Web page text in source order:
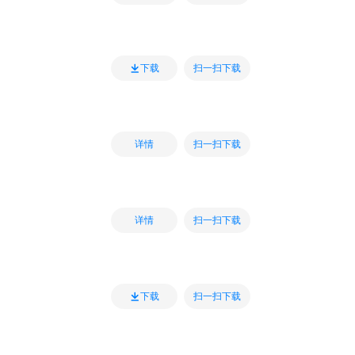
下载 扫一扫下载
详情 扫一扫下载
详情 扫一扫下载
下载 扫一扫下载